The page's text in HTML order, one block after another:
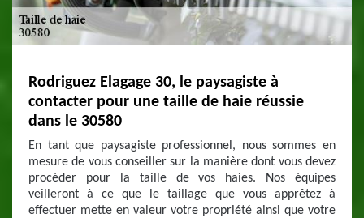
Rodriguez Elagage 30, le paysagiste à
contacter pour une taille de haie réussie
dans le 30580
En tant que paysagiste professionnel, nous sommes en
mesure de vous conseiller sur la manière dont vous devez
procéder pour la taille de vos haies. Nos équipes
veilleront à ce que le taillage que vous apprêtez à
effectuer mette en valeur votre propriété ainsi que votre